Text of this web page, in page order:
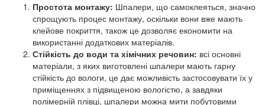
Простота монтажу: Шпалери, що самоклеяться, значно
спрощують процес монтажу, оскільки вони вже мають
клейове покриття, також це дозволяє економити на
використанні додаткових матеріалів.
Стійкість до води та хімічних речовин: всі основні
матеріали, з яких виготовлені шпалери мають гарну
стійкість до вологи, це дає можливість застосовувати їх у
приміщеннях з підвищеною вологістю, а завдяки
полімерній плівці, шпалери можна мити побутовими